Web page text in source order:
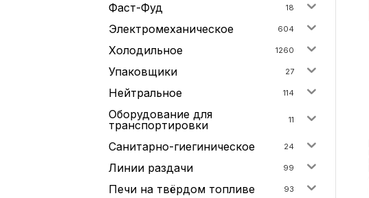
Фаст-Фуд 18
Электромеханическое 604
Холодильное 1260
Упаковщики 27
Нейтральное 114
Оборудование для
транспортировки
11
Санитарно-гиегиническое 24
Линии раздачи 99
Печи на твёрдом топливе 93